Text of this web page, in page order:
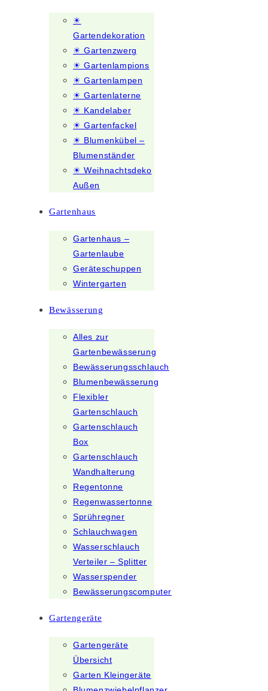
☀
Gartendekoration
☀ Gartenzwerg
☀ Gartenlampions
☀ Gartenlampen
☀ Gartenlaterne
☀ Kandelaber
☀ Gartenfackel
☀ Blumenkübel –
Blumenständer
☀ Weihnachtsdeko
Außen
Gartenhaus
Gartenhaus –
Gartenlaube
Geräteschuppen
Wintergarten
Bewässerung
Alles zur
Gartenbewässerung
Bewässerungsschlauch
Blumenbewässerung
Flexibler
Gartenschlauch
Gartenschlauch
Box
Gartenschlauch
Wandhalterung
Regentonne
Regenwassertonne
Sprühregner
Schlauchwagen
Wasserschlauch
Verteiler – Splitter
Wasserspender
Bewässerungscomputer
Gartengeräte
Gartengeräte
Übersicht
Garten Kleingeräte